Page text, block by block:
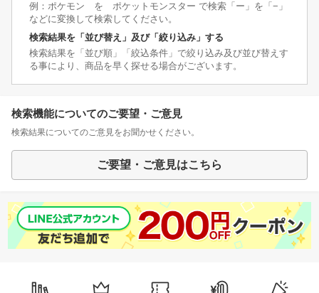
例：ポケモン を ポケットモンスター で検索「ー」を「−」
などに変換して検索してください。
検索結果を「並び替え」及び「絞り込み」する
検索結果を「並び順」「絞込条件」で絞り込み及び並び替えす
る事により、商品を早く探せる場合がございます。
検索機能についてのご要望・ご意見
検索結果についてのご意見をお聞かせください。
ご要望・ご意見はこちら